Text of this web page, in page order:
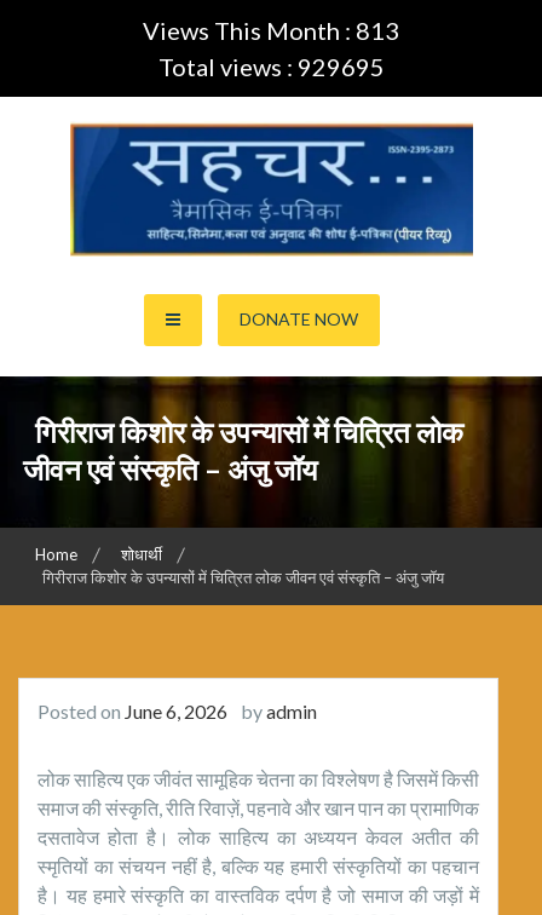
Views This Month : 813
Total views : 929695
सहचर ई-पत्रिका… (ISSN:2395-
2873)
DONATE NOW
गिरीराज किशोर के उपन्यासों में चित्रित लोक
जीवन एवं संस्कृति – अंजु जॉय
Home
शोधार्थी
गिरीराज किशोर के उपन्यासों में चित्रित लोक जीवन एवं संस्कृति – अंजु जॉय
Posted on June 6, 2026 byadmin
लोक साहित्य एक जीवंत सामूहिक चेतना का विश्लेषण है जिसमें किसी
समाज की संस्कृति, रीति रिवाज़ें, पहनावे और खान पान का प्रामाणिक
दसतावेज होता है। लोक साहित्य का अध्ययन केवल अतीत की
स्मृतियों का संचयन नहीं है, बल्कि यह हमारी संस्कृतियों का पहचान
है। यह हमारे संस्कृति का वास्तविक दर्पण है जो समाज की जड़ों में